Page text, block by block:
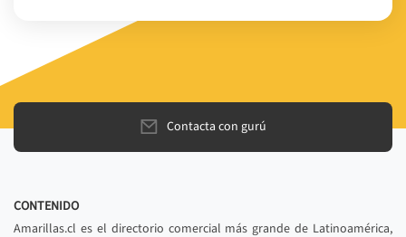
Contacta con gurú
CONTENIDO
Amarillas.cl es el directorio comercial más grande de Latinoamérica,